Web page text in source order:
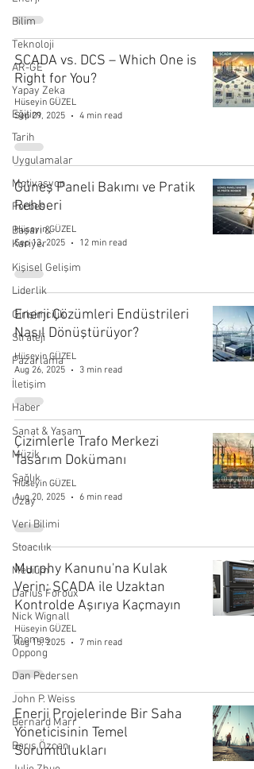
Bilim
Teknoloji
AR-GE
Yapay Zeka
Eğitim
Tarih
Uygulamalar
Motivasyon
Forbes
Başarı &
Kariyer
Kişisel Gelişim
Liderlik
Girişimcilik
Strateji
Pazarlama
İletişim
Haber
Sanat & Yaşam
Müzik
Sağlık
Uzay
Veri Bilimi
Stoacılık
Medium
Darius Foroux
Nick Wignall
Thomas
Oppong
Dan Pedersen
John P. Weiss
Bernard Marr
Barış Özcan
SCADA vs. DCS – Which One is
Right for You?
Hüseyin GÜZEL
Sep 29, 2025
4 min read
Güneş Paneli Bakımı ve Pratik
Rehberi
Hüseyin GÜZEL
Sep 13, 2025
12 min read
Enerji Çözümleri Endüstrileri
Nasıl Dönüştürüyor?
Hüseyin GÜZEL
Aug 26, 2025
3 min read
Çizimlerle Trafo Merkezi
Tasarım Dokümanı
Hüseyin GÜZEL
Aug 20, 2025
6 min read
Murphy Kanunu'na Kulak
Verin: SCADA ile Uzaktan
Kontrolde Aşırıya Kaçmayın
Hüseyin GÜZEL
Aug 15, 2025
7 min read
Enerji Projelerinde Bir Saha
Yöneticisinin Temel
Sorumlulukları